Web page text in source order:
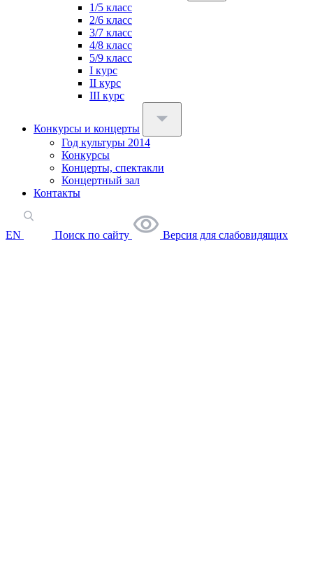
1/5 класс
2/6 класс
3/7 класс
4/8 класс
5/9 класс
I курс
II курс
III курс
Конкурсы и концерты
Год культуры 2014
Конкурсы
Концерты, спектакли
Концертный зал
Контакты
EN Поиск по сайту Версия для слабовидящих